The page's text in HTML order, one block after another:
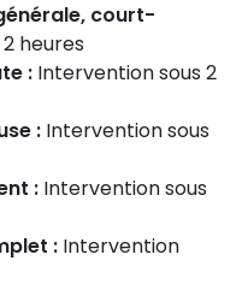
court-
heures
: Intervention sous 2
: Intervention sous
: Intervention sous
: Intervention